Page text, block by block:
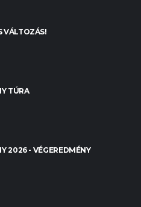
VÁLTOZÁS!
TÚRA
2026 - VÉGEREDMÉNY